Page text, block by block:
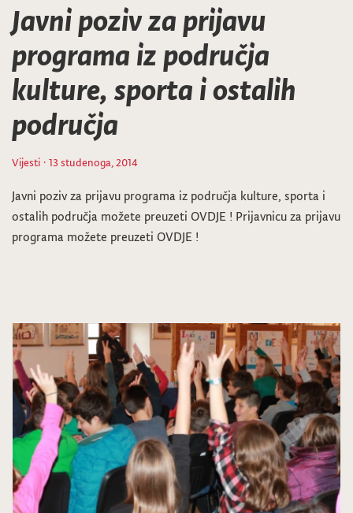
Javni poziv za prijavu
programa iz područja
kulture, sporta i ostalih
područja
Vijesti · 13 studenoga, 2014
Javni poziv za prijavu programa iz područja kulture, sporta i
ostalih područja možete preuzeti OVDJE ! Prijavnicu za prijavu
programa možete preuzeti OVDJE !